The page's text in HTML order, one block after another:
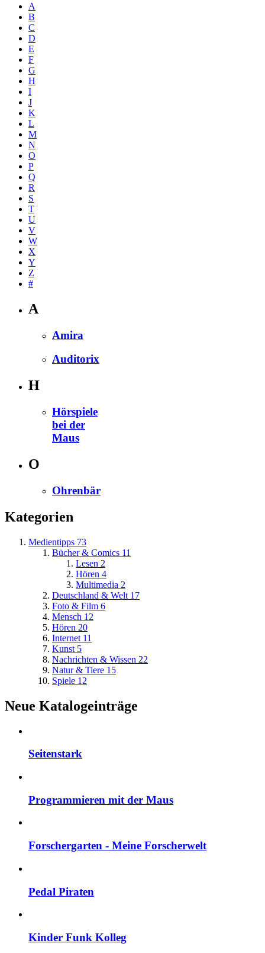
A
B
C
D
E
F
G
H
I
J
K
L
M
N
O
P
Q
R
S
T
U
V
W
X
Y
Z
#
A
Amira
Auditorix
H
Hörspiele
bei der
Maus
O
Ohrenbär
Kategorien
Medientipps 73
Bücher & Comics 11
Lesen 2
Hören 4
Multimedia 2
Deutschland & Welt 17
Foto & Film 6
Mensch 12
Hören 20
Internet 11
Kunst 5
Nachrichten & Wissen 22
Natur & Tiere 15
Spiele 12
Neue Katalogeinträge
Seitenstark
Programmieren mit der Maus
Forschergarten - Meine Forscherwelt
Pedal Piraten
Kinder Funk Kolleg